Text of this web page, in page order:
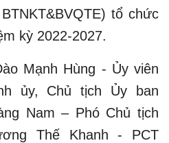
tổ chức
kỳ 2022-2027.
Mạnh Hùng - Ủy viên
ủy, Chủ tịch Ủy ban
Nam – Phó Chủ tịch
Thế Khanh - PCT